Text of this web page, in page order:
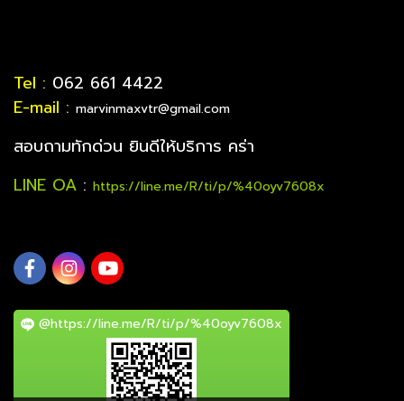
Tel : 062 661 4422
E-mail : marvinmaxvtr@gmail.com
สอบถามทักด่วน ยินดีให้บริการ คร่า
LINE OA : https://line.me/R/ti/p/%40oyv7608x
@https://line.me/R/ti/p/%40oyv7608x